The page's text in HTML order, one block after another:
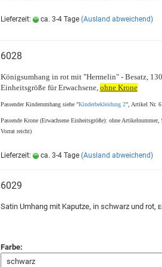
Lieferzeit: ca. 3-4 Tage (Ausland abweichend)
6028
Königsumhang in rot mit "Hermelin" - Besatz,
Einheitsgröße für Erwachsene, ohne Krone
Passender Kinderumhang siehe "Kinderbekleidung 2", Artikel Nr.
Passende Krone (Erwachsene Einheitsgröße): ohne
Vorrat reicht)
Lieferzeit: ca. 3-4 Tage (Ausland abweichend)
6029
Satin Umhang mit Kaputze, in schwarz und rot,
Farbe: